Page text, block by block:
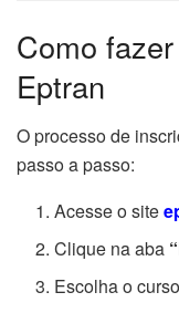
Como
Eptran
O processo de
passo a passo:
Acesse o site
Clique na aba
Escolha o